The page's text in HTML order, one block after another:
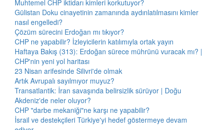
Muhtemel CHP iktidarı kimleri korkutuyor?
Gülistan Doku cinayetinin zamanında aydınlatılmasını kimler
nasıl engelledi?
Çözüm sürecini Erdoğan mı tıkıyor?
CHP ne yapabilir? İzleyicilerin katılımıyla ortak yayın
Haftaya Bakış (313): Erdoğan sürece mührünü vuracak mı? |
CHP'nin yeni yol haritası
23 Nisan arifesinde Silivri'de olmak
Artık Avrupalı sayılmıyor muyuz?
Transatlantik: İran savaşında belirsizlik sürüyor | Doğu
Akdeniz'de neler oluyor?
CHP "darbe mekaniği"ne karşı ne yapabilir?
İsrail ve destekçileri Türkiye'yi hedef göstermeye devam